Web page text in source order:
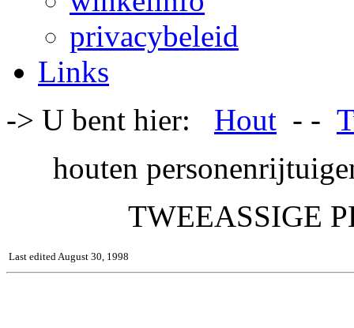
privacybeleid
Links
-> U bent hier: Hout - -
houten
TWEEASSIGE
Last edited August 30, 1998